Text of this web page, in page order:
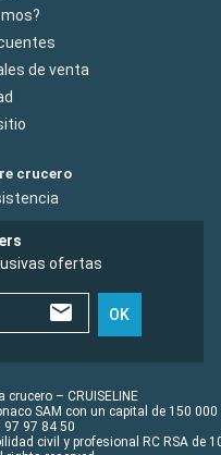
de venta
crucero
ofertas
OK
– CRUISELINE
SAM con un capital de 150 000
97 97 84 50
civil y profesional RC RSA de